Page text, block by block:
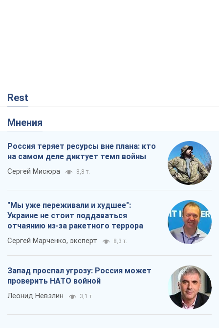
Rest
Мнения
Россия теряет ресурсы вне плана: кто
на самом деле диктует темп войны
Сергей Мисюра 8,8 т.
"Мы уже переживали и худшее":
Украине не стоит поддаваться
отчаянию из-за ракетного террора
Сергей Марченко, эксперт 8,3 т.
Запад проспал угрозу: Россия может
проверить НАТО войной
Леонид Невзлин 3,1 т.